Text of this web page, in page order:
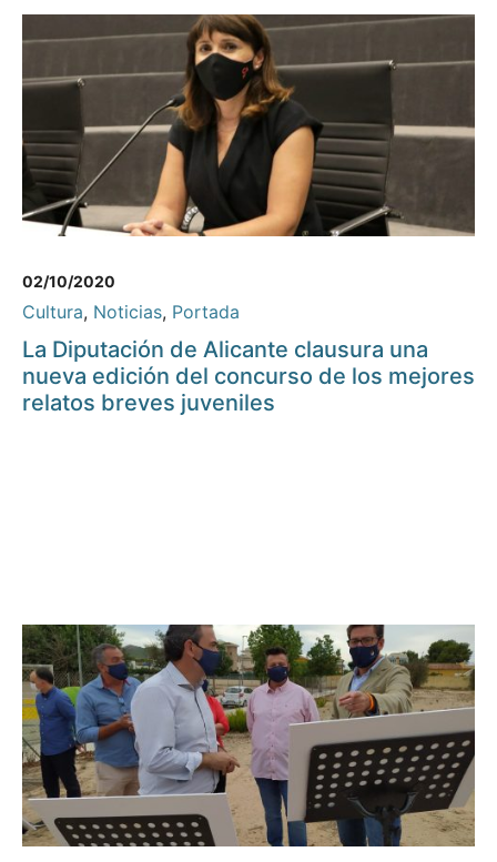
02/10/2020
Cultura, Noticias, Portada
La Diputación de Alicante clausura una
nueva edición del concurso de los mejores
relatos breves juveniles